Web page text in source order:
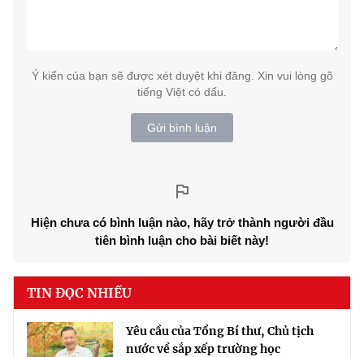
Ý kiến của bạn sẽ được xét duyệt khi đăng. Xin vui lòng gõ
tiếng Việt có dấu.
Gửi bình luận
Hiện chưa có bình luận nào, hãy trở thành người đầu
tiên bình luận cho bài biết này!
TIN ĐỌC NHIỀU
Yêu cầu của Tổng Bí thư, Chủ tịch
nước về sắp xếp trường học